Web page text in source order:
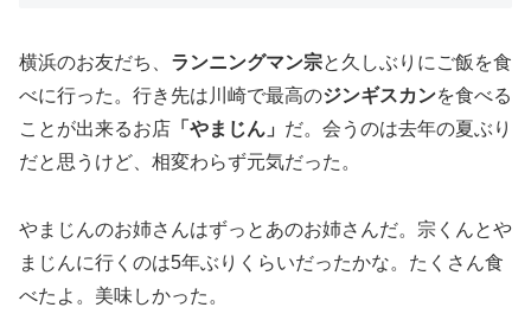
横浜のお友だち、 ランニングマン宗と久しぶりにご飯を食
べに行った。行き先は川崎で最高のジンギスカンを食べる
ことが出来るお店 「やまじん」 だ。会うのは去年の夏ぶり
だと思うけど、相変わらず元気だった。
やまじんのお姉さんはずっとあのお姉さんだ。宗くんとや
まじんに行くのは5年ぶりくらいだったかな。たくさん食
べたよ。美味しかった。